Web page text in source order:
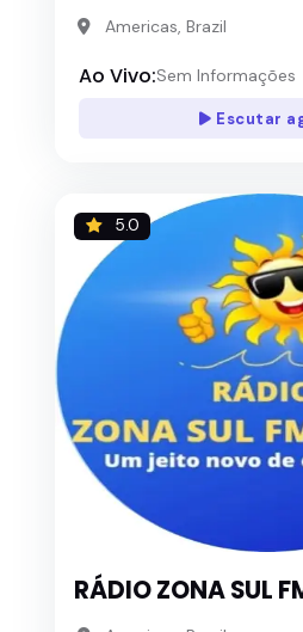
Americas, Brazil
Ao Vivo:Sem Informações
Escutar
5.0
RÁDIO ZONA SUL